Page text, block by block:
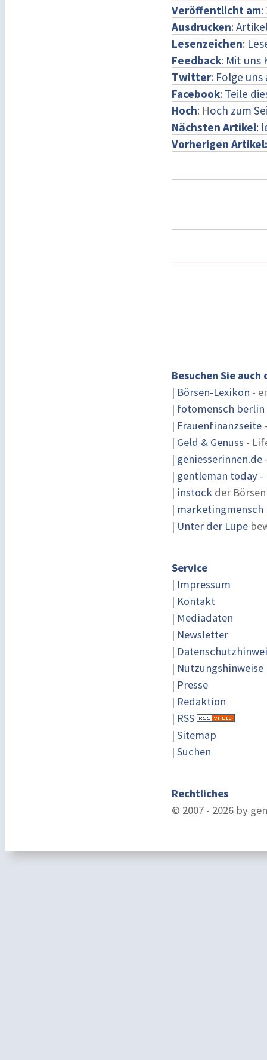
Veröffentlicht am:
Ausdrucken:
Lesenzeichen:
Feedback: Mit uns
Twitter: Folge
Facebook: Teile
Hoch: Hoch zum
Nächsten Artikel:
Vorherigen
Besuchen Sie
| Börsen-Lexikon -
| fotomensch berlin
| Frauenfinanzseite
| Geld & Genuss -
| geniesserinnen.de
| gentleman today -
| instock der
|
| Unter der Lupe
Service
| Impressum
| Kontakt
| Mediadaten
| Newsletter
|
| Nutzungshinweise
| Presse
| Redaktion
| RSS
| Sitemap
| Suchen
Rechtliches
© 2007 - 2026 by